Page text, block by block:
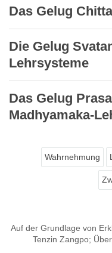
Das Gelug
Die Gelug
Lehrsysteme
Das Gelug
Madhyamaka-
Wahrnehmung
Auf der Grundlage von
Tenzin Zangpo;